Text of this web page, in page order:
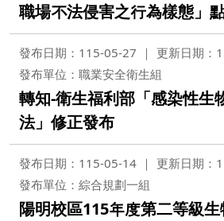
職場不法侵害之行為樣態」
發布日期：115-05-27
更新日期：
發布單位：職業安全衛生組
轉知-衛生福利部「感染性生
法」修正發布
發布日期：115-05-14
更新日期：
發布單位：綜合規劃一組
陽明校區115年度第二等級